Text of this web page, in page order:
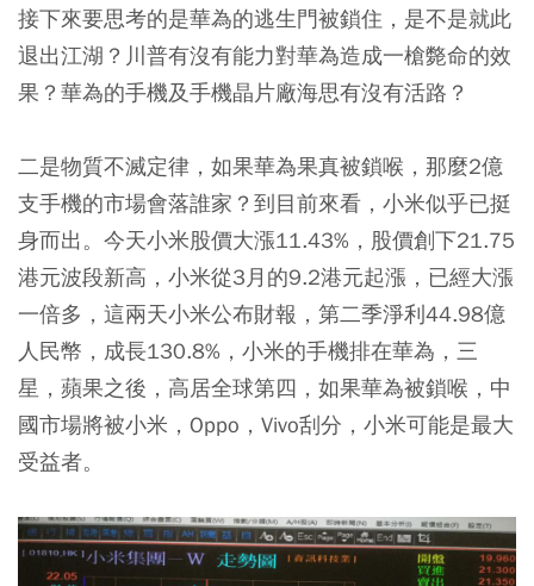
接下來要思考的是華為的逃生門被鎖住，是不是就此
退出江湖？川普有沒有能力對華為造成一槍斃命的效
果？華為的手機及手機晶片廠海思有沒有活路？
二是物質不滅定律，如果華為果真被鎖喉，那麼2億
支手機的市場會落誰家？到目前來看，小米似乎已挺
身而出。今天小米股價大漲11.43%，股價創下21.75
港元波段新高，小米從3月的9.2港元起漲，已經大漲
一倍多，這兩天小米公布財報，第二季淨利44.98億
人民幣，成長130.8%，小米的手機排在華為，三
星，蘋果之後，高居全球第四，如果華為被鎖喉，中
國市場將被小米，Oppo，Vivo刮分，小米可能是最大
受益者。